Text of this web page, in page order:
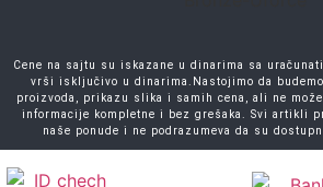
Cene na sajtu su iskazane u dinarima sa
vrši isključivo u dinarima.Nastojimo da
proizvoda, prikazu slika i samih cena, ali ne
informacije kompletne i bez grešaka. Svi artikli
naše ponude i ne podrazumeva da su